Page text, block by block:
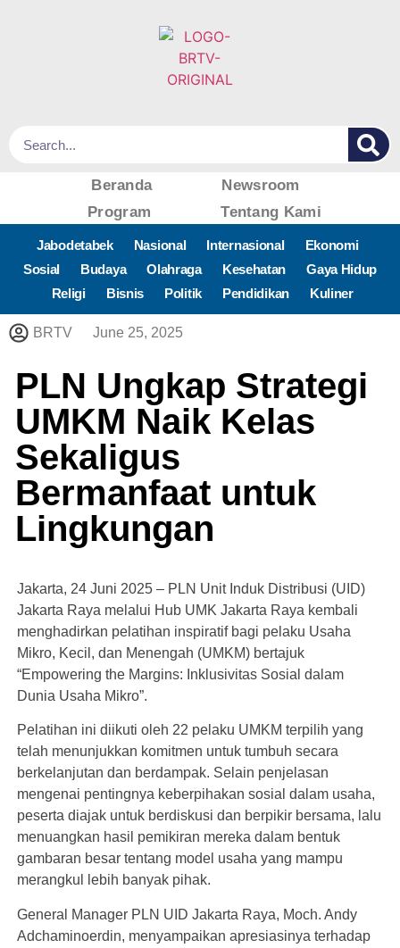
Beranda
Newsroom
Program
Tentang Kami
Jabodetabek Nasional Internasional
Ekonomi
Sosial
Budaya Olahraga Kesehatan
Gaya Hidup
Religi
Bisnis Politik Pendidikan Kuliner
BRTV June 25, 2025
PLN Ungkap Strategi
UMKM Naik Kelas
Sekaligus
Bermanfaat untuk
Lingkungan
Jakarta, 24 Juni 2025 – PLN Unit Induk Distribusi (UID)
Jakarta Raya melalui Hub UMK Jakarta Raya kembali
menghadirkan pelatihan inspiratif bagi pelaku Usaha
Mikro, Kecil, dan Menengah (UMKM) bertajuk
“Empowering the Margins: Inklusivitas Sosial dalam
Dunia Usaha Mikro”.
Pelatihan ini diikuti oleh 22 pelaku UMKM terpilih yang
telah menunjukkan komitmen untuk tumbuh secara
berkelanjutan dan berdampak. Selain penjelasan
mengenai pentingnya keberpihakan sosial dalam usaha,
peserta diajak untuk berdiskusi dan berpikir bersama, lalu
menuangkan hasil pemikiran mereka dalam bentuk
gambaran besar tentang model usaha yang mampu
merangkul lebih banyak pihak.
General Manager PLN UID Jakarta Raya, Moch. Andy
Adchaminoerdin, menyampaikan apresiasinya terhadap